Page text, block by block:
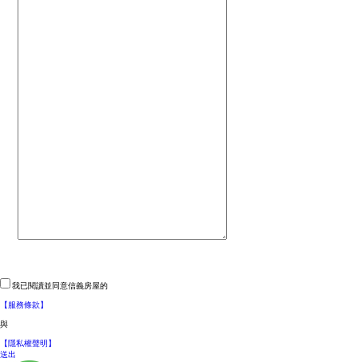
我已閱讀並同意信義房屋的
【服務條款】
與
【隱私權聲明】
送出